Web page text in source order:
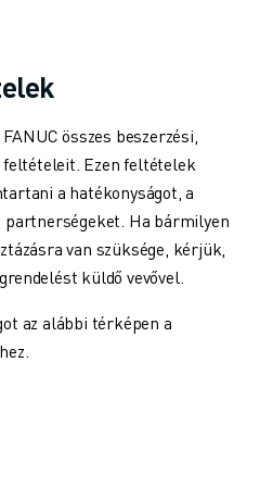
összes beszerzési,
Ezen feltételek
a hatékonyságot, a
partnerségeket. Ha bármilyen
van szüksége, kérjük,
küldő vevővel.
az alábbi térképen a